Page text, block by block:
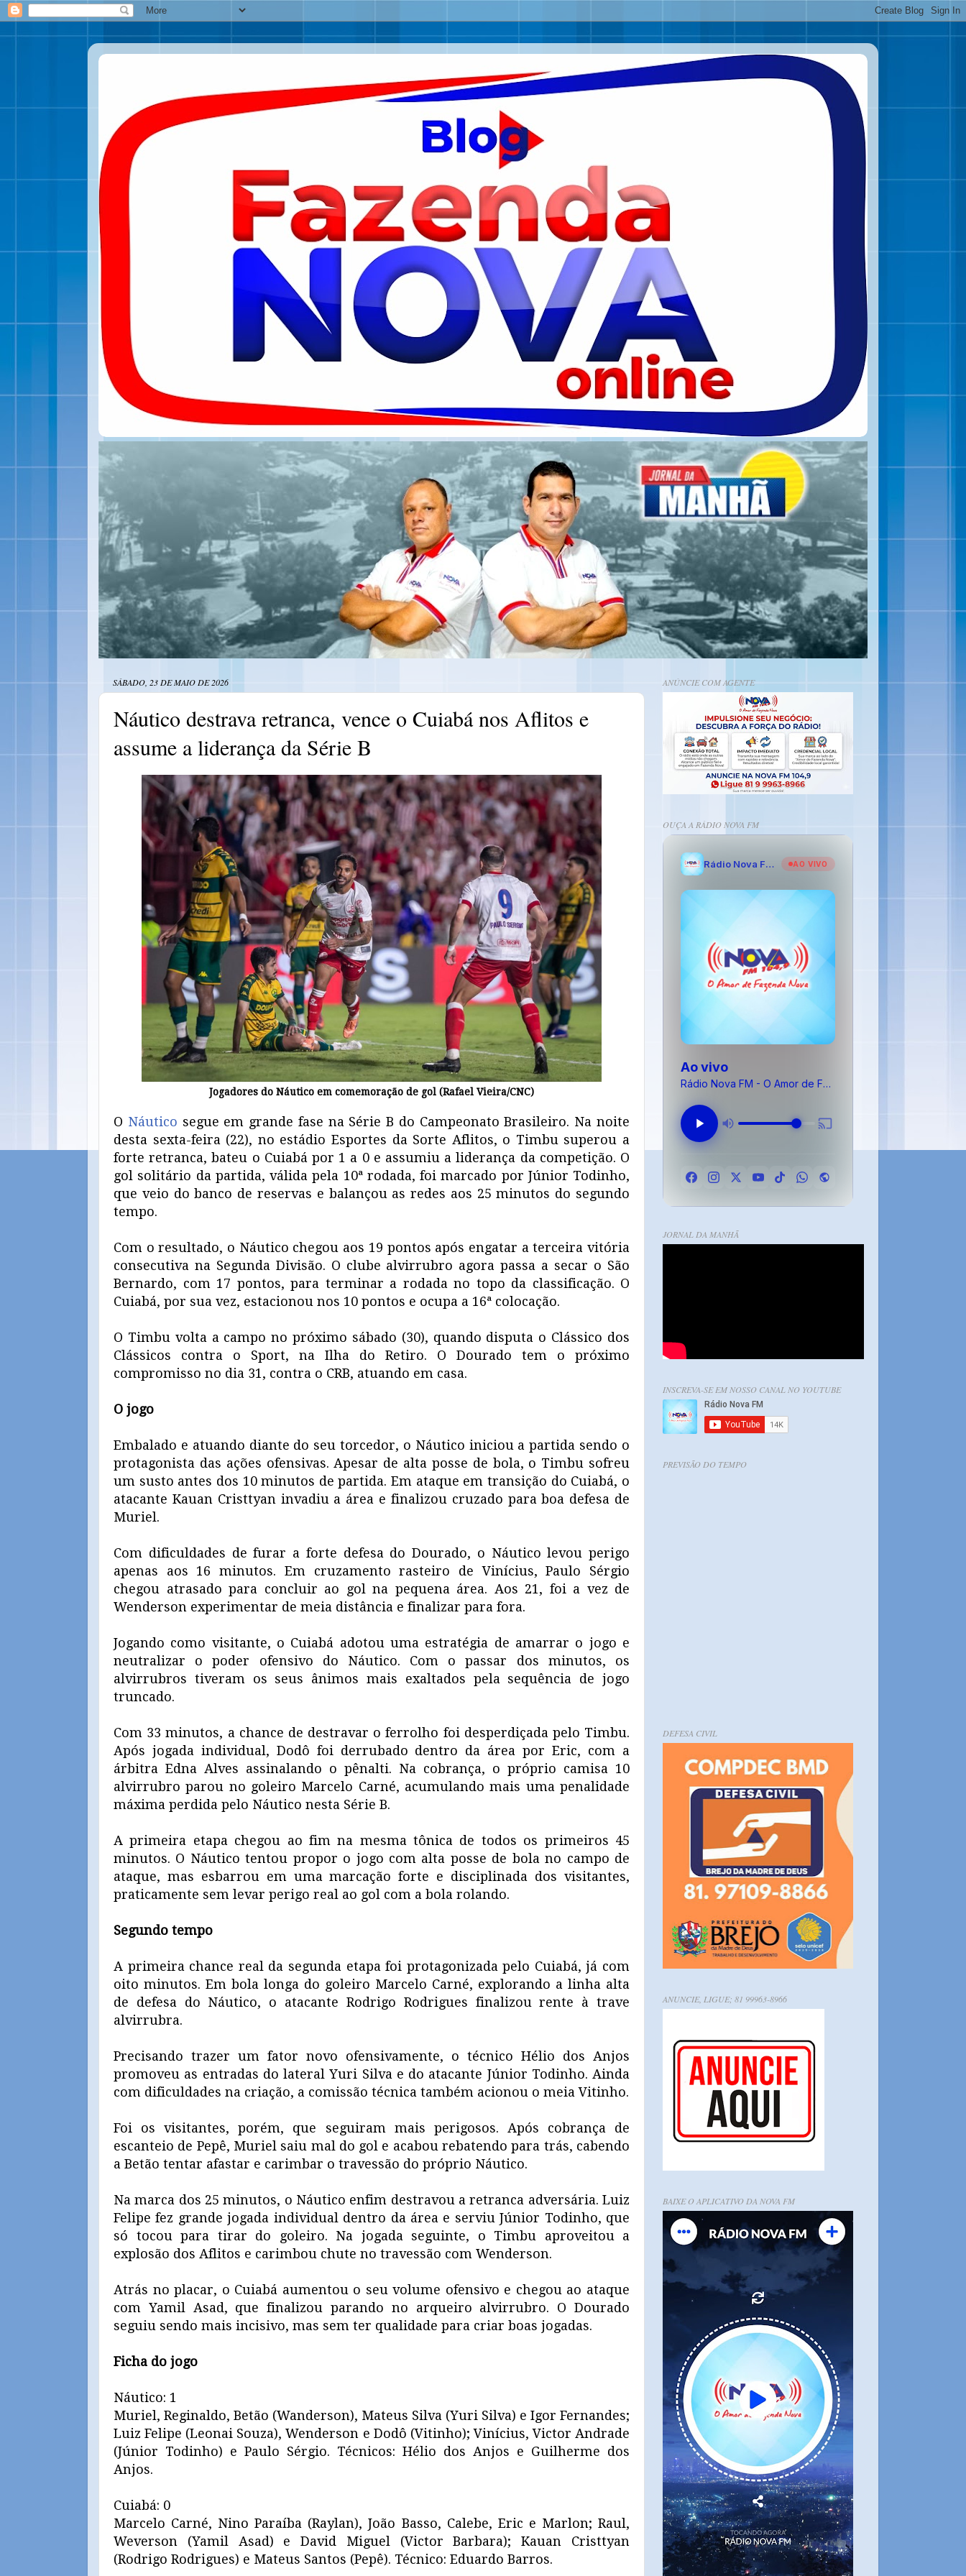
SÁBADO, 23 DE MAIO DE 2026
Náutico destrava retranca, vence o Cuiabá nos Aflitos e
assume a liderança da Série B
Jogadores do Náutico em comemoração de gol (Rafael Vieira/CNC)
O Náutico segue em grande fase na Série B do Campeonato Brasileiro. Na noite
desta sexta-feira (22), no estádio Esportes da Sorte Aflitos, o Timbu superou a
forte retranca, bateu o Cuiabá por 1 a 0 e assumiu a liderança da competição. O
gol solitário da partida, válida pela 10ª rodada, foi marcado por Júnior Todinho,
que veio do banco de reservas e balançou as redes aos 25 minutos do segundo
tempo.
Com o resultado, o Náutico chegou aos 19 pontos após engatar a terceira vitória
consecutiva na Segunda Divisão. O clube alvirrubro agora passa a secar o São
Bernardo, com 17 pontos, para terminar a rodada no topo da classificação. O
Cuiabá, por sua vez, estacionou nos 10 pontos e ocupa a 16ª colocação.
O Timbu volta a campo no próximo sábado (30), quando disputa o Clássico dos
Clássicos contra o Sport, na Ilha do Retiro. O Dourado tem o próximo
compromisso no dia 31, contra o CRB, atuando em casa.
O jogo
Embalado e atuando diante do seu torcedor, o Náutico iniciou a partida sendo o
protagonista das ações ofensivas. Apesar de alta posse de bola, o Timbu sofreu
um susto antes dos 10 minutos de partida. Em ataque em transição do Cuiabá, o
atacante Kauan Cristtyan invadiu a área e finalizou cruzado para boa defesa de
Muriel.
Com dificuldades de furar a forte defesa do Dourado, o Náutico levou perigo
apenas aos 16 minutos. Em cruzamento rasteiro de Vinícius, Paulo Sérgio
chegou atrasado para concluir ao gol na pequena área. Aos 21, foi a vez de
Wenderson experimentar de meia distância e finalizar para fora.
Jogando como visitante, o Cuiabá adotou uma estratégia de amarrar o jogo e
neutralizar o poder ofensivo do Náutico. Com o passar dos minutos, os
alvirrubros tiveram os seus ânimos mais exaltados pela sequência de jogo
truncado.
Com 33 minutos, a chance de destravar o ferrolho foi desperdiçada pelo Timbu.
Após jogada individual, Dodô foi derrubado dentro da área por Eric, com a
árbitra Edna Alves assinalando o pênalti. Na cobrança, o próprio camisa 10
alvirrubro parou no goleiro Marcelo Carné, acumulando mais uma penalidade
máxima perdida pelo Náutico nesta Série B.
A primeira etapa chegou ao fim na mesma tônica de todos os primeiros 45
minutos. O Náutico tentou propor o jogo com alta posse de bola no campo de
ataque, mas esbarrou em uma marcação forte e disciplinada dos visitantes,
praticamente sem levar perigo real ao gol com a bola rolando.
Segundo tempo
A primeira chance real da segunda etapa foi protagonizada pelo Cuiabá, já com
oito minutos. Em bola longa do goleiro Marcelo Carné, explorando a linha alta
de defesa do Náutico, o atacante Rodrigo Rodrigues finalizou rente à trave
alvirrubra.
Precisando trazer um fator novo ofensivamente, o técnico Hélio dos Anjos
promoveu as entradas do lateral Yuri Silva e do atacante Júnior Todinho. Ainda
com dificuldades na criação, a comissão técnica também acionou o meia Vitinho.
Foi os visitantes, porém, que seguiram mais perigosos. Após cobrança de
escanteio de Pepê, Muriel saiu mal do gol e acabou rebatendo para trás, cabendo
a Betão tentar afastar e carimbar o travessão do próprio Náutico.
Na marca dos 25 minutos, o Náutico enfim destravou a retranca adversária. Luiz
Felipe fez grande jogada individual dentro da área e serviu Júnior Todinho, que
só tocou para tirar do goleiro. Na jogada seguinte, o Timbu aproveitou a
explosão dos Aflitos e carimbou chute no travessão com Wenderson.
Atrás no placar, o Cuiabá aumentou o seu volume ofensivo e chegou ao ataque
com Yamil Asad, que finalizou parando no arqueiro alvirrubro. O Dourado
seguiu sendo mais incisivo, mas sem ter qualidade para criar boas jogadas.
Ficha do jogo
Náutico: 1
Muriel, Reginaldo, Betão (Wanderson), Mateus Silva (Yuri Silva) e Igor Fernandes;
Luiz Felipe (Leonai Souza), Wenderson e Dodô (Vitinho); Vinícius, Victor Andrade
(Júnior Todinho) e Paulo Sérgio. Técnicos: Hélio dos Anjos e Guilherme dos
Anjos.
Cuiabá: 0
Marcelo Carné, Nino Paraíba (Raylan), João Basso, Calebe, Eric e Marlon; Raul,
Weverson (Yamil Asad) e David Miguel (Victor Barbara); Kauan Cristtyan
(Rodrigo Rodrigues) e Mateus Santos (Pepê). Técnico: Eduardo Barros.
ANÚNCIE COM AGENTE
OUÇA A RÁDIO NOVA FM
Rádio Nova FM - O Amor de Fazenda Nova AO VIVO
Ao vivo
Rádio Nova FM - O Amor de Fazenda Nova
JORNAL DA MANHÃ
INSCREVA-SE EM NOSSO CANAL NO YOUTUBE
PREVISÃO DO TEMPO
DEFESA CIVIL
ANUNCIE, LIGUE; 81 99963-8966
BAIXE O APLICATIVO DA NOVA FM